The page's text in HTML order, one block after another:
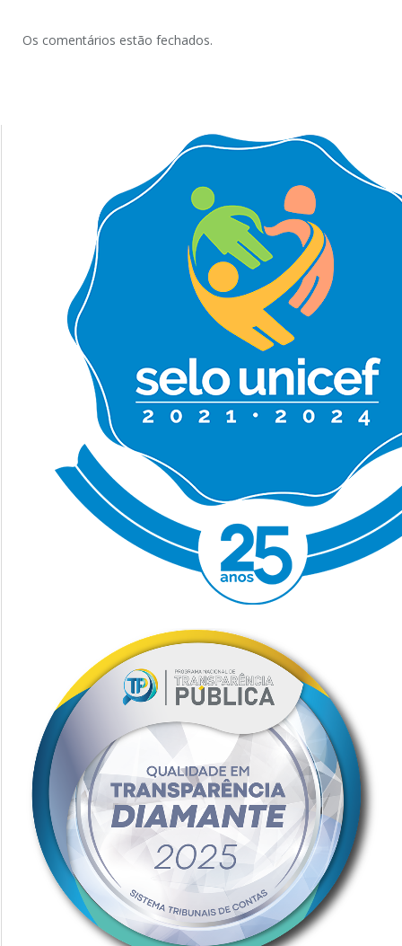
Os comentários estão fechados.